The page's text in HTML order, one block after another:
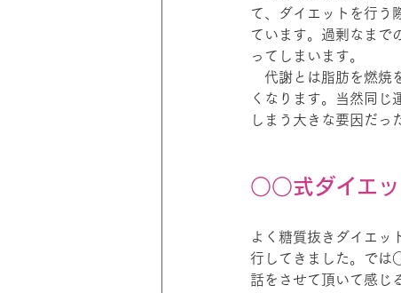
て、ダイエットを行う
ています。過剰なまで
ってしまいます。
代謝とは脂肪を燃焼
くなります。当然同じ
しまう大きな要因だっ
○○式ダイエッ
よく糖質抜きダイエ
行してきました。では
話をさせて頂いて感じ